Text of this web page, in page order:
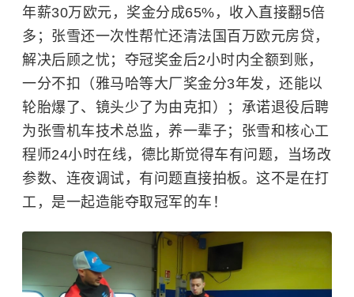
年薪30万欧元，奖金分成65%，收入直接翻5倍
多；张雪还一次性帮忙还清法国百万欧元房贷，
解决后顾之忧；夺冠奖金后2小时内全额到账，
一分不扣（雅马哈等大厂奖金分3年发，还能以
轮胎爆了、镜头少了为由克扣）；承诺退役后聘
为张雪机车技术总监，养一辈子；张雪和核心工
程师24小时在线，德比斯觉得车有问题，当场改
参数、连夜调试，有问题直接拍板。这不是在打
工，是一起造能夺取冠军的车！